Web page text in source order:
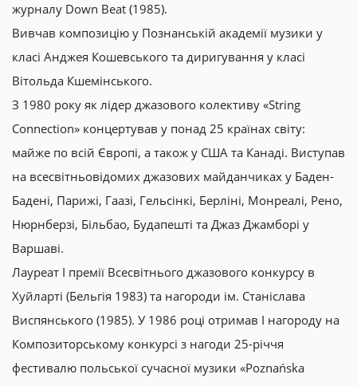
журналу Down Beat (1985).
Вивчав композицію у Познанській академії музики у
класі Анджея Кошевського та диригування у класі
Вітольда Кшемінського.
З 1980 року як лідер джазового колективу «String
Connection» концертував у понад 25 країнах світу:
майже по всій Європі, а також у США та Канаді. Виступав
на всесвітньовідомих джазових майданчиках у Баден-
Бадені, Парижі, Гаазі, Гельсінкі, Берліні, Монреалі, Рено,
Нюрнберзі, Більбао, Будапешті та Джаз Джамборі у
Варшаві.
Лауреат І премії Всесвітнього джазового конкурсу в
Хуйларті (Бельгія 1983) та нагороди ім. Станіслава
Виспянського (1985). У 1986 році отримав І нагороду на
Композиторському конкурсі з нагоди 25-річчя
фестивалю польської сучасної музики «Poznańska